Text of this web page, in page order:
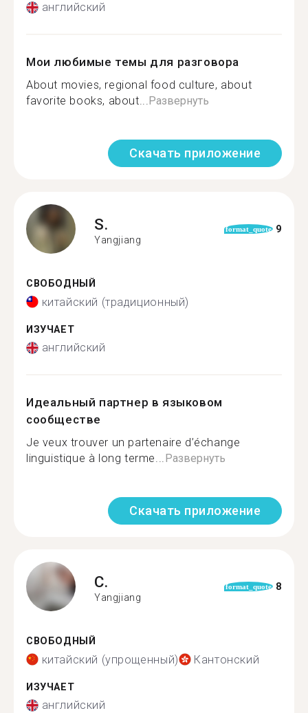
английский
Мои любимые темы для разговора
About movies, regional food culture, about
favorite books, about...Развернуть
Скачать приложение
S.
Yangjiang
format_quote 9
СВОБОДНЫЙ
китайский (традиционный)
ИЗУЧАЕТ
английский
Идеальный партнер в языковом
сообществе
Je veux trouver un partenaire d’échange
linguistique à long terme...Развернуть
Скачать приложение
C.
Yangjiang
format_quote 8
СВОБОДНЫЙ
китайский (упрощенный) Кантонский
ИЗУЧАЕТ
английский